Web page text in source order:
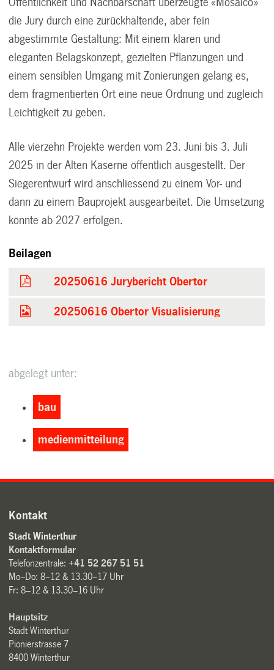
Öffentlichkeit und Nachbarschaft überzeugte «Mosaico»
die Jury durch eine zurückhaltende, aber fein
abgestimmte Gestaltung: Mit einem klaren und
eleganten Belagskonzept, gezielten Pflanzungen und
einem sensiblen Umgang mit Zonierungen gelang es,
dem fragmentierten Ort eine neue Ordnung und zugleich
Leichtigkeit zu geben.
Alle vierzehn Projekte werden vom 23. Juni bis 3. Juli
2025 in der Alten Kaserne öffentlich ausgestellt. Der
Siegerentwurf wird anschliessend zu einem Vor- und
dann zu einem Bauprojekt ausgearbeitet. Die Umsetzung
könnte ab 2027 erfolgen.
Beilagen
20250616 Jurybericht Obertor
20250616 Obertor Visualisierung
abgelegt unter:
bau
medienmitteilung
Kontakt
Stadt Winterthur
Kontaktformular
Telefonzentrale:+41 52 267 51 51
Mo–Do: 8–12 & 13.30–17 Uhr
Fr: 8–12 & 13.30–16 Uhr
Hauptsitz
Stadt Winterthur
Pionierstrasse 7
8400 Winterthur